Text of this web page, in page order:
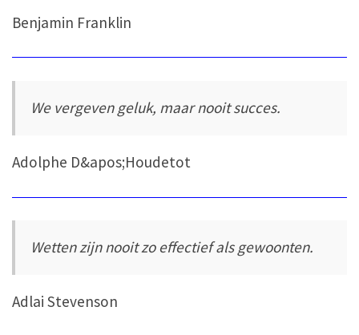
Benjamin Franklin
We vergeven geluk, maar nooit succes.
Adolphe D&apos;Houdetot
Wetten zijn nooit zo effectief als gewoonten.
Adlai Stevenson